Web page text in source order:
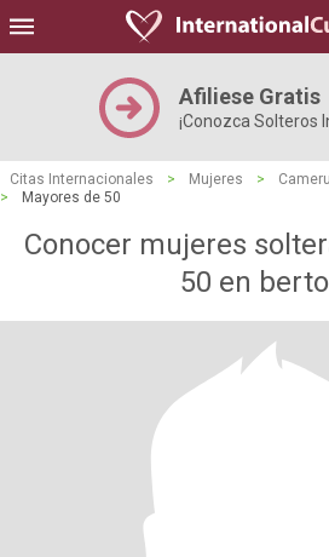
Afiliese Gratis
¡Conozca Solteros
Citas Internacionales > Mujeres >
>
Mayores de 50
Conocer mujeres
50 en